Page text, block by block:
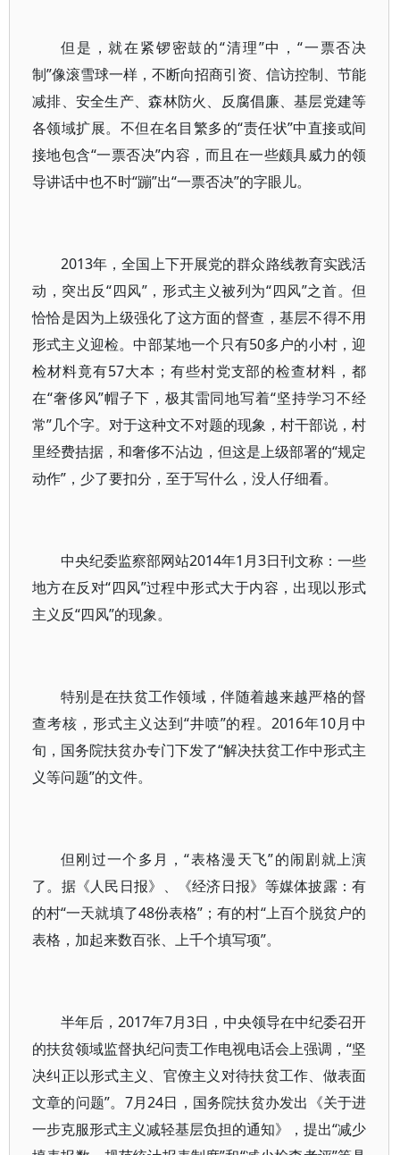
但是，就在紧锣密鼓的“清理”中，“一票否决
制”像滚雪球一样，不断向招商引资、信访控制、节能
减排、安全生产、森林防火、反腐倡廉、基层党建等
各领域扩展。不但在名目繁多的“责任状”中直接或间
接地包含“一票否决”内容，而且在一些颇具威力的领
导讲话中也不时“蹦”出“一票否决”的字眼儿。
2013年，全国上下开展党的群众路线教育实践活
动，突出反“四风”，形式主义被列为“四风”之首。但
恰恰是因为上级强化了这方面的督查，基层不得不用
形式主义迎检。中部某地一个只有50多户的小村，迎
检材料竟有57大本；有些村党支部的检查材料，都
在“奢侈风”帽子下，极其雷同地写着“坚持学习不经
常”几个字。对于这种文不对题的现象，村干部说，村
里经费拮据，和奢侈不沾边，但这是上级部署的“规定
动作”，少了要扣分，至于写什么，没人仔细看。
中央纪委监察部网站2014年1月3日刊文称：一些
地方在反对“四风”过程中形式大于内容，出现以形式
主义反“四风”的现象。
特别是在扶贫工作领域，伴随着越来越严格的督
查考核，形式主义达到“井喷”的程。2016年10月中
旬，国务院扶贫办专门下发了“解决扶贫工作中形式主
义等问题”的文件。
但刚过一个多月，“表格漫天飞”的闹剧就上演
了。据《人民日报》、《经济日报》等媒体披露：有
的村“一天就填了48份表格”；有的村“上百个脱贫户的
表格，加起来数百张、上千个填写项”。
半年后，2017年7月3日，中央领导在中纪委召开
的扶贫领域监督执纪问责工作电视电话会上强调，“坚
决纠正以形式主义、官僚主义对待扶贫工作、做表面
文章的问题”。7月24日，国务院扶贫办发出《关于进
一步克服形式主义减轻基层负担的通知》，提出“减少